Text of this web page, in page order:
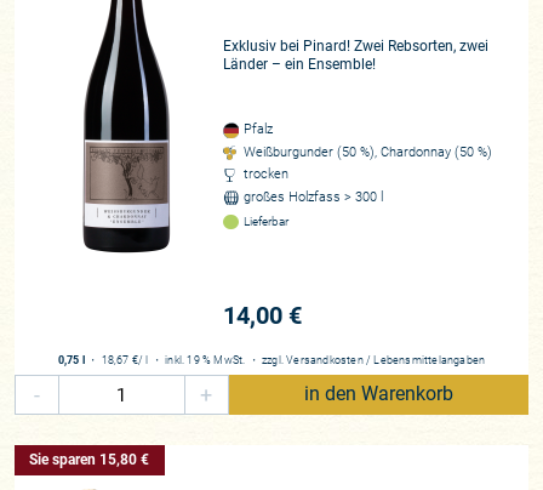
Exklusiv bei Pinard! Zwei Rebsorten, zwei
Länder – ein Ensemble!
Pfalz
Weißburgunder (50 %), Chardonnay (50 %)
trocken
großes Holzfass > 300 l
Lieferbar
14,00 €
0,75 l ・ 18,67 €/ l ・inkl. 19 % MwSt. ・ zzgl.Versandkosten / Lebensmittelangaben
- + in den Warenkorb
Sie sparen 15,80 €